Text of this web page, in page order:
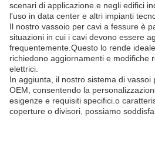
scenari di applicazione.e negli edifici
l'uso in data center e altri impianti
Il nostro vassoio per cavi a fessure è
situazioni in cui i cavi devono essere
frequentemente.Questo lo rende
richiedono aggiornamenti e modifiche
elettrici.
In aggiunta, il nostro sistema di vassoi
OEM, consentendo la
esigenze e requisiti specifici.o
coperture o divisori, possiamo